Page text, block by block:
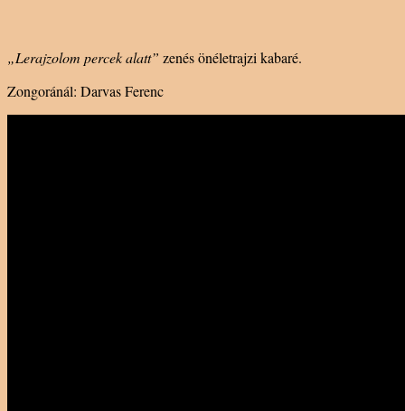
„Lerajzolom percek alatt” zenés önéletrajzi kabaré.
Zongoránál: Darvas Ferenc